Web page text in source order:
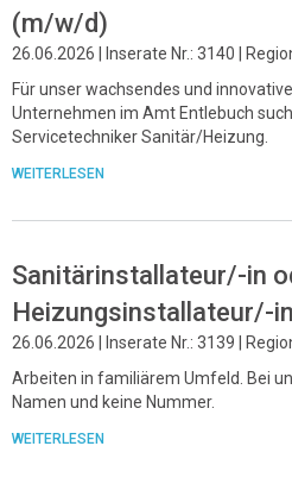
(m/w/d)
26.06.2026 | Inserate Nr.: 3140 |
Für unser wachsendes und
Unternehmen im Amt Entlebuch
Servicetechniker Sanitär/Heizung.
WEITERLESEN
Sanitärinstallateur/-in
Heizungsinstallateur/-in
26.06.2026 | Inserate Nr.: 3139 |
Arbeiten in familiärem Umfeld. Bei
Namen und keine Nummer.
WEITERLESEN